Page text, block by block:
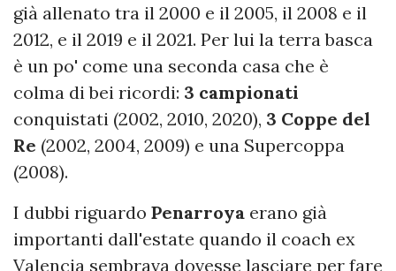
già allenato tra il 2000 e il 2005, il 2008 e il
2012, e il 2019 e il 2021. Per lui la terra basca
è un po' come una seconda casa che è
colma di bei ricordi: 3 campionati
conquistati (2002, 2010, 2020), 3 Coppe del
Re (2002, 2004, 2009) e una Supercoppa
(2008).
I dubbi riguardo Penarroya erano già
importanti dall'estate quando il coach ex
Valencia sembrava dovesse lasciare per fare